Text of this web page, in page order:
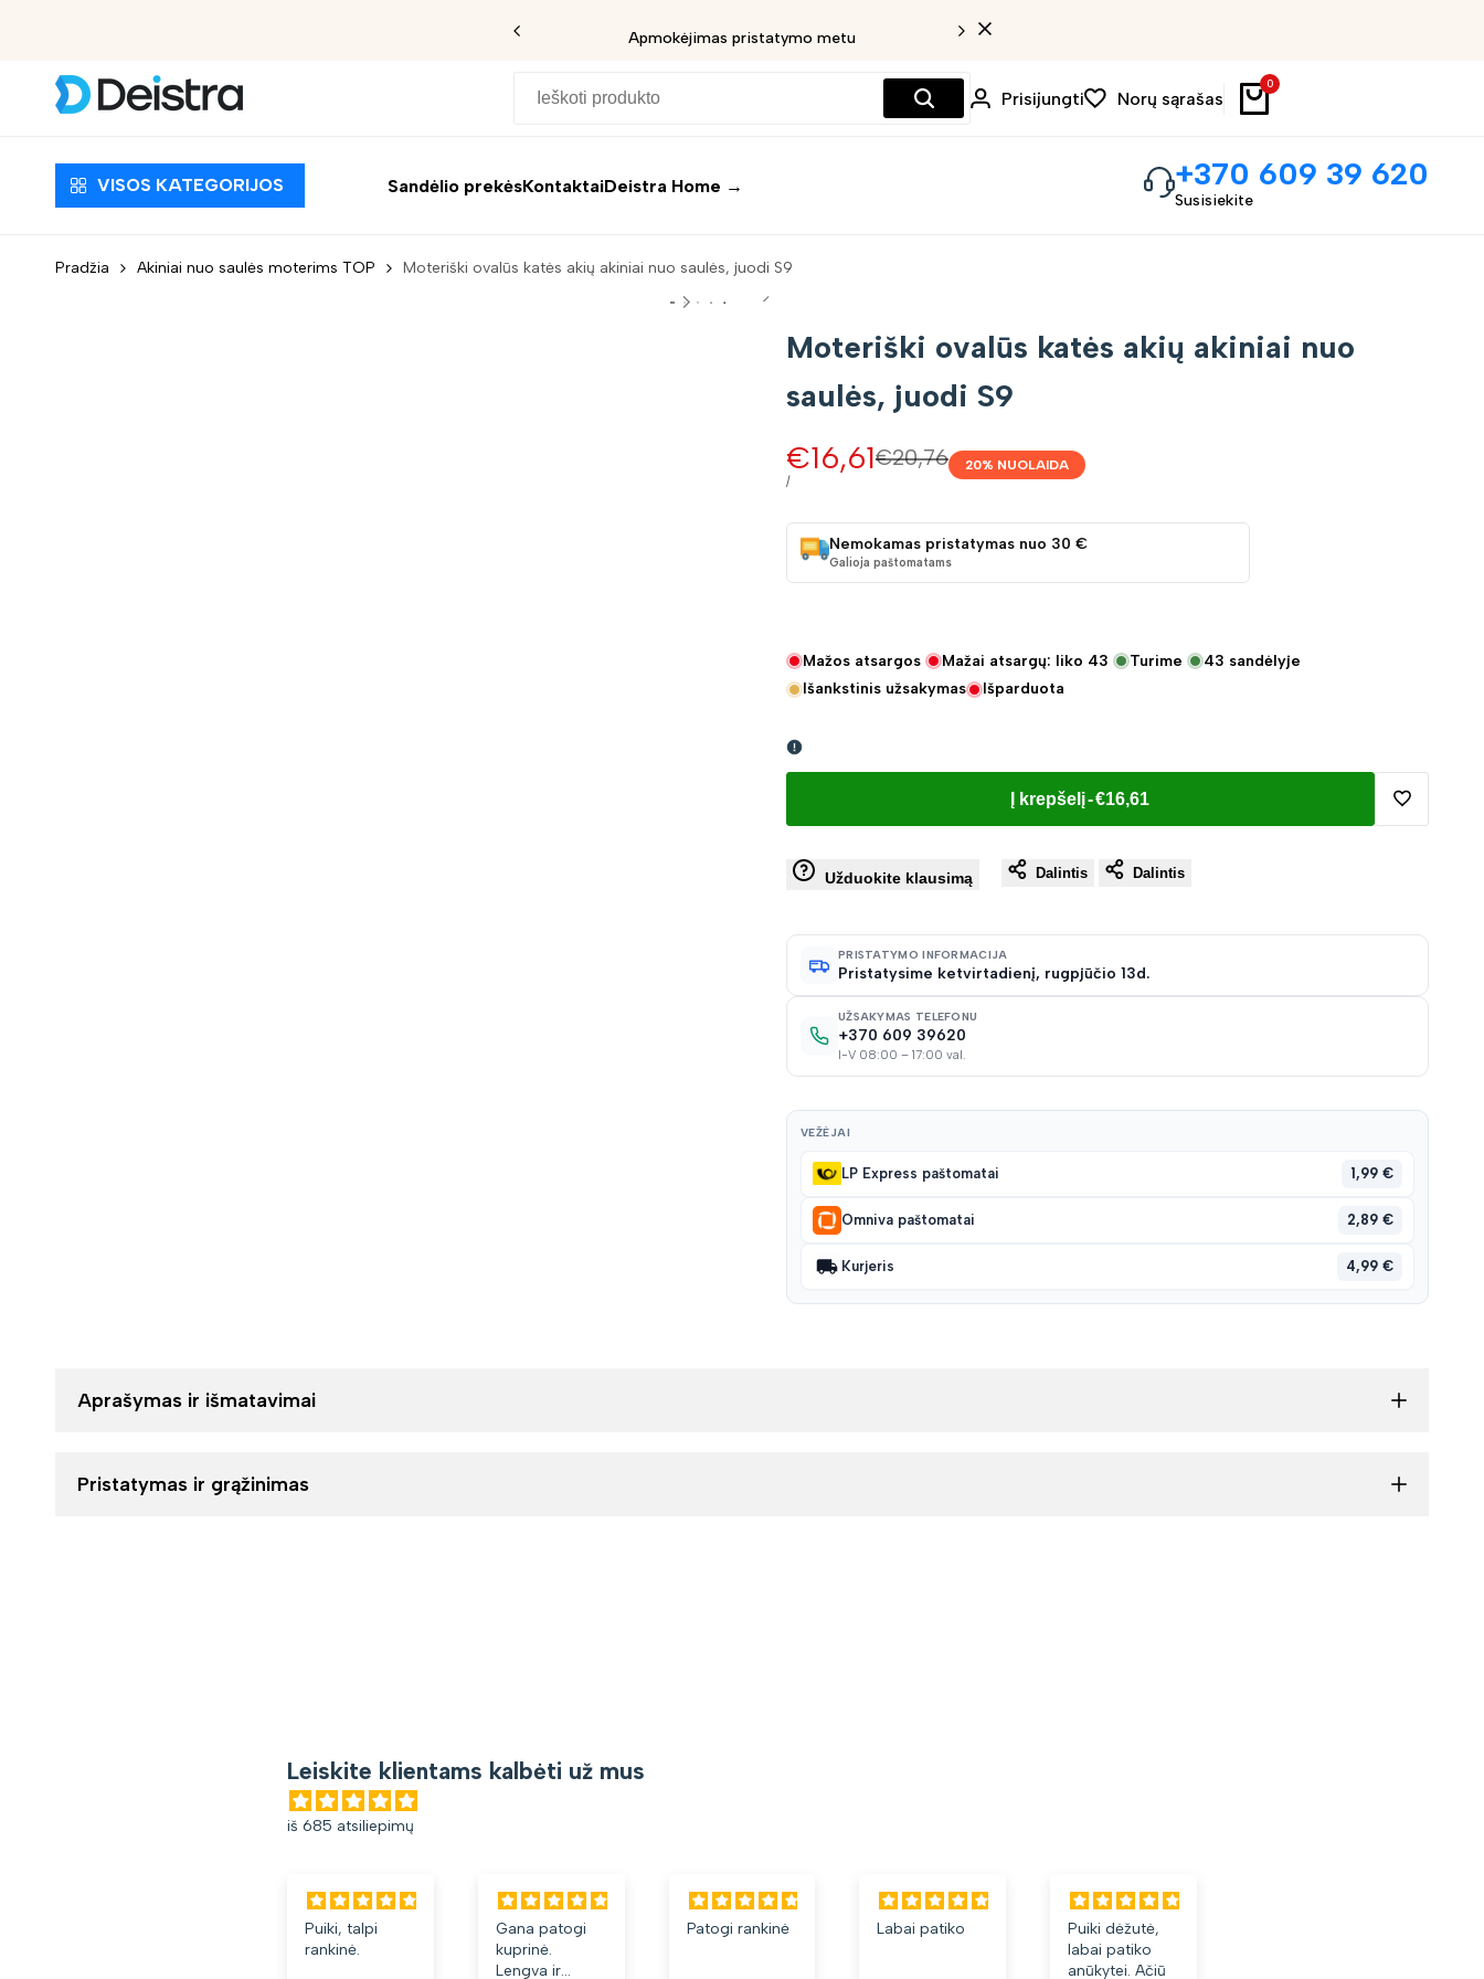
Apmokėjimas pristatymo metu
Prisijungti Norų sąrašas
0
VISOS KATEGORIJOS Sandėlio prekėsKontaktaiDeistra Home → +370 609 39 620
Susisiekite
Pradžia Akiniai nuo saulės moterims TOP Moteriški ovalūs katės akių akiniai nuo saulės, juodi S9
Moteriški ovalūs katės akių akiniai nuo
saulės, juodi S9
Įprasta
€20,76
Pardavimo
kaina
€16,61
VIENETO
/
20% NUOLAIDA
Nemokamas pristatymas nuo 30 €
Galioja paštomatams
Mažos atsargos Mažai atsargų: liko 43 Turime 43 sandėlyje
Išankstinis užsakymas
Išparduota
Į krepšelį-€16,61
Pridėti
norų
sąrašą
Užduokite klausimą Dalintis Dalintis
PRISTATYMO INFORMACIJA
Pristatysime ketvirtadienį, rugpjūčio 13d.
UŽSAKYMAS TELEFONU
+370 609 39620
I-V 08:00 – 17:00 val.
VEŽĖJAI
LP Express paštomatai 1,99 €
Omniva paštomatai 2,89 €
Kurjeris 4,99 €
Aprašymas ir išmatavimai
Pristatymas ir grąžinimas
Leiskite klientams kalbėti už mus
iš 685 atsiliepimų
Puiki, talpi
rankinė.
Gana patogi
kuprinė.
Lengva ir
Patogi rankinė Labai patiko
Puiki dėžutė,
labai patiko
anūkytei. Ačiū